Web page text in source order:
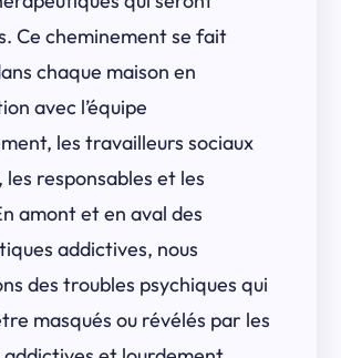
Ce cheminement se fait
chaque maison en
avec l’équipe
les travailleurs sociaux
les responsables et les
amont et en aval des
addictives, nous
des troubles psychiques qui
masqués ou révélés par les